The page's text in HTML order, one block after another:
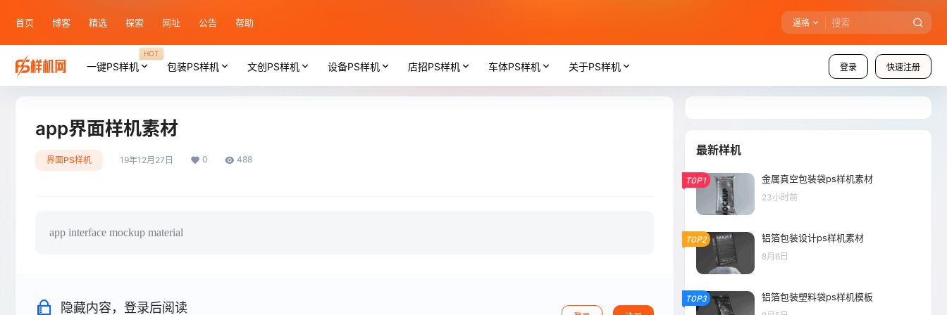
首页 博客 精选 探索 网址 公告 帮助 逼格
登录 快速注册
一键PS样机
HOT
包装PS样机 文创PS样机 设备PS样机 店招PS样机 车体PS样机 关于PS样机
app界面样机素材
界面PS样机 19年12月27日 0 488
app interface mockup material
隐藏内容，登录后阅读
最新样机
TOP1 金属真空包装袋ps样机素材
23小时前
TOP2 铝箔包装设计ps样机素材
8月6日
TOP3 铝箔包装塑料袋ps样机模板